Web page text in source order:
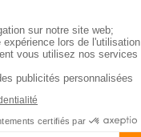
pas indéfiniment.
et vous revenez
pour leur
subissez un vol, un
de réduction/